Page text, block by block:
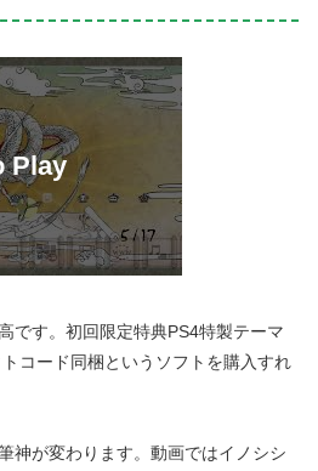
です。初回限定特典PS4特製テーマ
トコード同梱というソフトを購入すれ
神が変わります。動画ではイノシシ